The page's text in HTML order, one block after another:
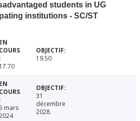
students in UG
institutions - SC/ST
17.70
19.50
mars
31
décembre
2028